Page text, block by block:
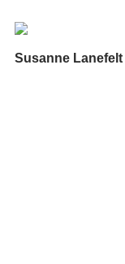
Susanne Lanefelt